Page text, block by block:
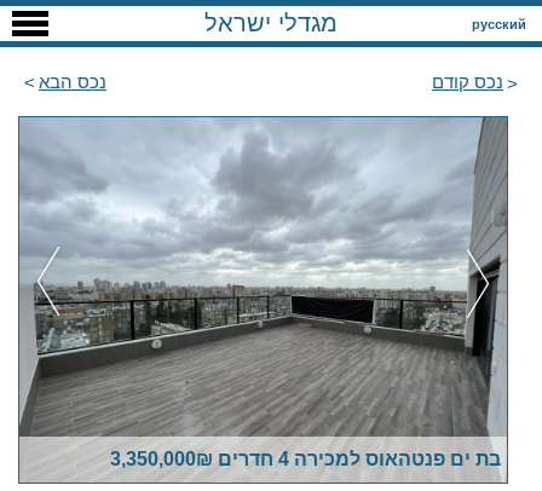
русский מגדלי ישראל
נכס קודם נכס הבא
בת ים פנטהאוס למכירה 4 חדרים 3,350,000₪